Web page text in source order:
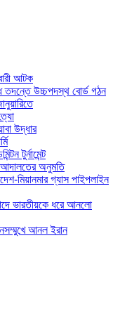
আটক
তদন্তে উচ্চপদস্থ বোর্ড গঠন
উদ্ধার
টুর্নামেন্ট
আদালতের অনুমতি
মিয়ানমার গ্যাস পাইপলাইন
ভারতীয়কে ধরে আনলো
আনল ইরান